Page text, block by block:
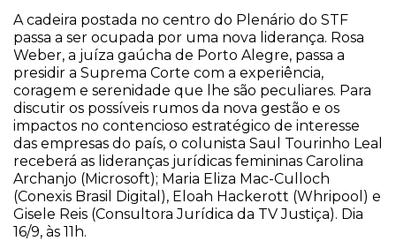
A cadeira postada no centro do Plenário do STF
passa a ser ocupada por uma nova liderança. Rosa
Weber, a juíza gaúcha de Porto Alegre, passa a
presidir a Suprema Corte com a experiência,
coragem e serenidade que lhe são peculiares. Para
discutir os possíveis rumos da nova gestão e os
impactos no contencioso estratégico de interesse
das empresas do país, o colunista Saul Tourinho Leal
receberá as lideranças jurídicas femininas Carolina
Archanjo (Microsoft); Maria Eliza Mac-Culloch
(Conexis Brasil Digital), Eloah Hackerott (Whripool) e
Gisele Reis (Consultora Jurídica da TV Justiça). Dia
16/9, às 11h.